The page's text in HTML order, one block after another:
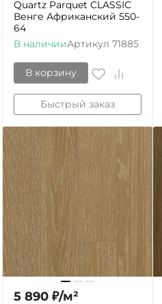
Quartz Parquet CLASSIC
Венге Африканский 550-
64
В наличииАртикул 71885
В корзину
Быстрый заказ
5 890 ₽/м²